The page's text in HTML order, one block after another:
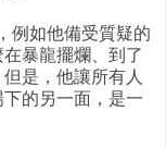
例如他備受質疑的
暴龍擺爛、到了
是，他讓所有人
的另一面，是一